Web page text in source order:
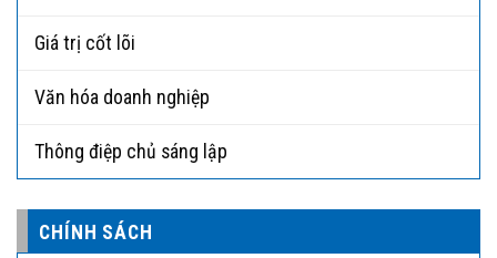
Giá trị cốt lõi
Văn hóa doanh nghiệp
Thông điệp chủ sáng lập
CHÍNH SÁCH